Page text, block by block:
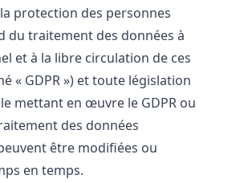
protection des personnes
du traitement des données à
et à la libre circulation de ces
« GDPR ») et toute législation
mettant en œuvre le GDPR ou
des données
être modifiées ou
en temps.